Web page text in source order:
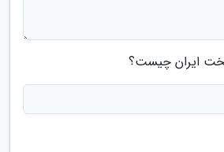
ایران چیست؟